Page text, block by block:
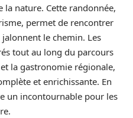
nature. Cette randonnée,
permet de rencontrer
le chemin. Les
tout au long du parcours
la gastronomie régionale,
et enrichissante. En
un incontournable pour les